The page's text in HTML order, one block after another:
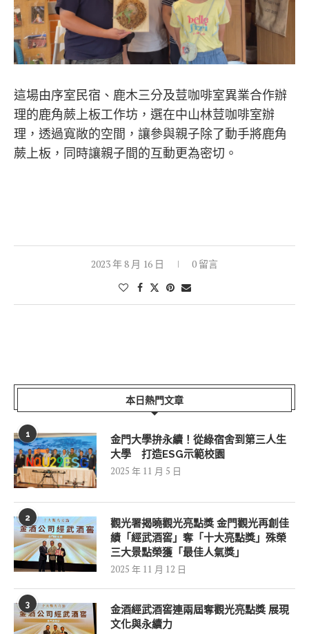
這場由序室民宿、鹿木三分及荳咖啡室異業合作辦
理的鹿角蕨上板工作坊，選在中山林荳咖啡室辦
理，透過寬敞的空間，讓參與親子除了動手將鹿角
蕨上板，同時讓親子間的互動更為密切。
2023 年 8 月 16 日 0 留言
本日熱門文章
1
金門大學拚永續！從綠宿舍到第三人生
大學 打造ESG示範校園
2025 年 11 月 5 日
2
觀光署揭曉觀光亮點獎 金門觀光再創佳
績「經武酒窖」奪「十大亮點獎」殊榮
三大景點榮獲「最佳人氣獎」
2025 年 11 月 12 日
3
金酒經武酒窖連兩屆奪觀光亮點獎 展現
文化與永續力